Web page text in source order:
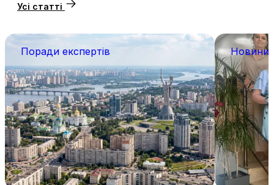
Усі статті
Поради експертів Новини